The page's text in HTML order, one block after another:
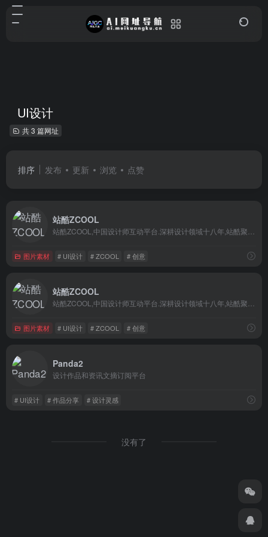
UI设计
共 3 篇网址
排序 发布 更新 浏览 点赞
站酷ZCOOL
图片素材 # UI设计 # ZCOOL # 创意
站酷ZCOOL
图片素材 # UI设计 # ZCOOL # 创意
Panda2
设计作品和资讯文摘订阅平台
# UI设计 # 作品分享 # 设计灵感
没有了